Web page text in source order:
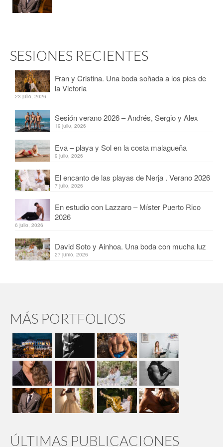
SESIONES RECIENTES
Fran y Cristina. Una boda soñada a los pies de
la Victoria
23 julio, 2026
Sesión verano 2026 – Andrés, Sergio y Alex
19 julio, 2026
Eva – playa y Sol en la costa malagueña
9 julio, 2026
El encanto de las playas de Nerja . Verano 2026
7 julio, 2026
En estudio con Lazzaro – Míster Puerto Rico
2026
6 julio, 2026
David Soto y Ainhoa. Una boda con mucha luz
27 junio, 2026
MÁS PORTFOLIOS
ÚLTIMAS PUBLICACIONES